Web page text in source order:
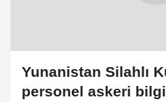
Yunanistan Silahlı
personel askeri bilgi